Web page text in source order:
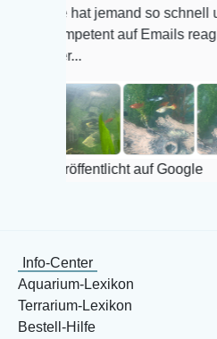
jemand so schnell und
auf Emails reagiert wie
auf Google
Info-Center
Aquarium-Lexikon
Terrarium-Lexikon
Bestell-Hilfe